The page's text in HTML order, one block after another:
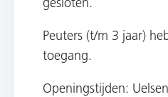
Peuters (t/m 3 jaar)
toegang.
Openingstijden: